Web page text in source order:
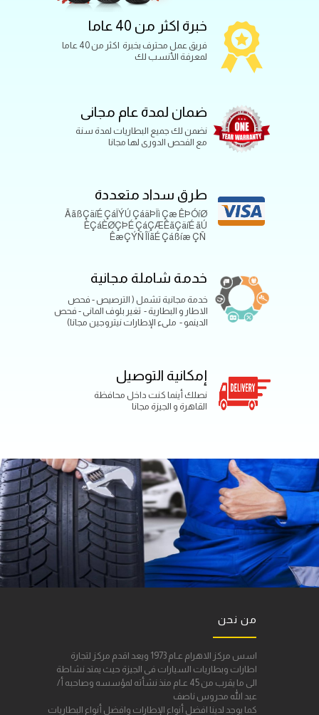
من نحن
اسس مركز الاهرام عـام 1973 ويعد اقدم مركز لتجارة
اطارات وبطاريات السيارات فى الجيزة حيث يمتد نشاطة
الى ما يقرب من 45 عـام منذ نشأته لمؤسسه وصاحبه أ/
عبد الله محروس ناصف
كما يوجد لدينا افضل أنواع الإطارات وافضل أنواع البطاريات
خدمة شاملة مجانية
خدمة مجانية تشمل ( الترصيص - فحص
الاطار و البطارية - تغير بلوف المانى - فحص
الدينمو - ملىء الإطارات نيتروجين مجانا)
طرق سداد متعددة
إمكانية التوصيل
خبرة اكثر من 40 عاما
فريق عمل محترف بخبرة اكثر من 40 عاما
لمعرفة الأنسب لك
نضمن لك جميع البطاريات لمدة سنة
مع الفحص الدورى لها مجانا
نصلك أينما كنت داخل محافظة
القاهرة و الجيزة مجانا
ضمان لمدة عام مجانى
ÃãßÇäíÉ ÇáÏÝÚ ÇáäÞÏì Çæ ÊÞÓíØ
ÈÇáÈØÇÞÉ ÇáÇÆÊãÇäíÉ ãÚ
ÊæÇÝÑ ÎÏãÉ Çáßíæ ÇÑ